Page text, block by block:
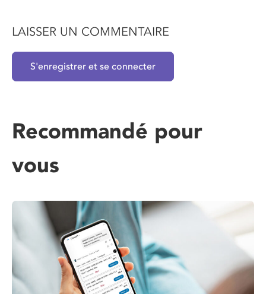
LAISSER UN COMMENTAIRE
S'enregistrer et se connecter
Recommandé pour
vous